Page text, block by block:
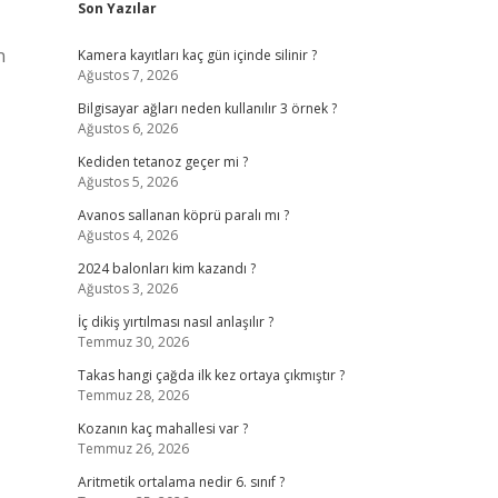
Son Yazılar
Kamera kayıtları kaç gün içinde silinir ?
Ağustos 7, 2026
Bilgisayar ağları neden kullanılır 3 örnek ?
Ağustos 6, 2026
Kediden tetanoz geçer mi ?
Ağustos 5, 2026
Avanos sallanan köprü paralı mı ?
Ağustos 4, 2026
2024 balonları kim kazandı ?
Ağustos 3, 2026
İç dikiş yırtılması nasıl anlaşılır ?
Temmuz 30, 2026
Takas hangi çağda ilk kez ortaya çıkmıştır ?
Temmuz 28, 2026
Kozanın kaç mahallesi var ?
Temmuz 26, 2026
Aritmetik ortalama nedir 6. sınıf ?